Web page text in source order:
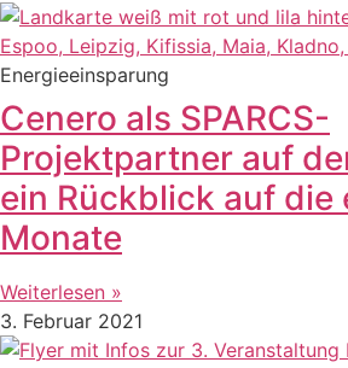
Energieeinsparung
Cenero als SPARCS-
Projektpartner auf
ein Rückblick auf die
Monate
Weiterlesen »
3. Februar 2021